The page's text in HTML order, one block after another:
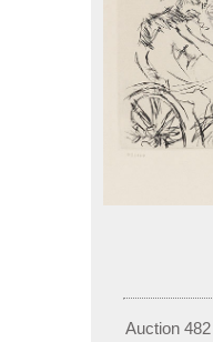
Auction